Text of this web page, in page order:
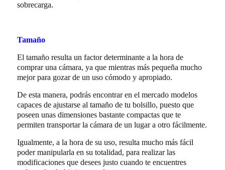
sobrecarga.
Tamaño
El tamaño resulta un factor determinante a la hora de
comprar una cámara, ya que mientras más pequeña mucho
mejor para gozar de un uso cómodo y apropiado.
De esta manera, podrás encontrar en el mercado modelos
capaces de ajustarse al tamaño de tu bolsillo, puesto que
poseen unas dimensiones bastante compactas que te
permiten transportar la cámara de un lugar a otro fácilmente.
Igualmente, a la hora de su uso, resulta mucho más fácil
poder manipularla en su totalidad, para realizar las
modificaciones que desees justo cuando te encuentres